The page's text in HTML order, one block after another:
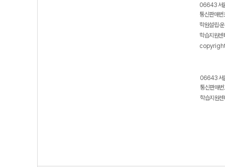
06643 서
통신판매
학원설립·
학습지원
06643 서
통신판매
학습지원